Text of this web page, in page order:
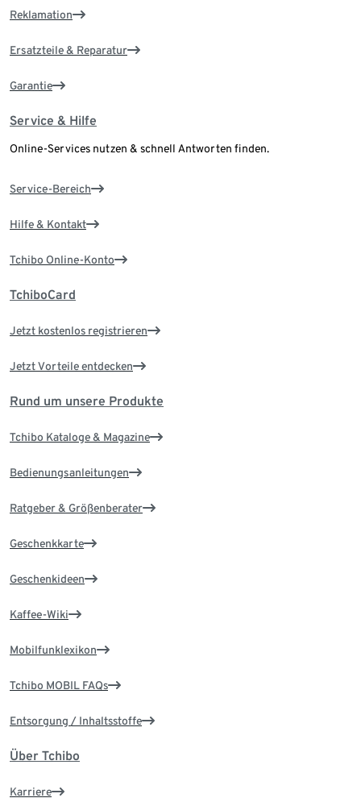
Reklamation
Ersatzteile & Reparatur
Garantie
Service & Hilfe
Online-Services nutzen & schnell Antworten finden.
Service-Bereich
Hilfe & Kontakt
Tchibo Online-Konto
TchiboCard
Jetzt kostenlos registrieren
Jetzt Vorteile entdecken
Rund um unsere Produkte
Tchibo Kataloge & Magazine
Bedienungsanleitungen
Ratgeber & Größenberater
Geschenkkarte
Geschenkideen
Kaffee-Wiki
Mobilfunklexikon
Tchibo MOBIL FAQs
Entsorgung / Inhaltsstoffe
Über Tchibo
Karriere